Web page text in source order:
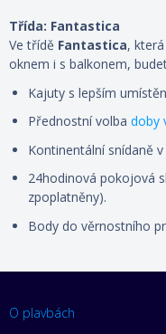
Třída: Fantastica
Ve třídě Fantastica,
oknem i s balkonem,
Kajuty s lepším
Přednostní volba doby
Kontinentální snídaně
24hodinová pokojová
zpoplatněny).
Body do věrnostního
O plavbách